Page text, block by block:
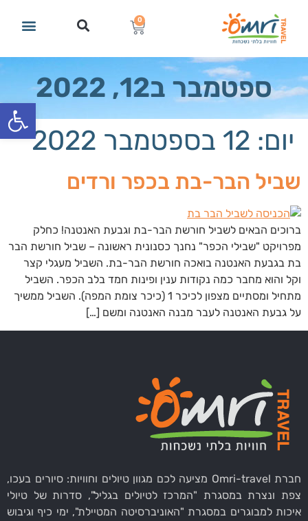
פתח
0
ספטמבר ב12, 2022
יום: 12 בספטמבר 2022
שביל הבר-בת בכפר ורדים
ברוכים הבאים לשביל חורשת הבר-בת וגבעת האנטנה! כחלק
מפרויקט "שבילי הכפר" נחנך כסנונית ראשונה – שביל חורשת הבר
בת בגבעת האנטנה בואכה חורשת הבר-בת. השביל מעגלי קצר
וקל והוא מחבר כמה נקודות ענין ופינות חמד בלב הכפר. השביל
מתחיל ומסתיים מצפון לכיכר 1 (כיכר צומת המפה). השביל ממשיך
על גבעת האנטנה לעבר מבנה האנטנה ומשם […]
חברת Omri-travel מציעה לכם מגוון טיולים וחוויות: סיורים בעכו,
צפת ונצרת במסגרת "המרכז לטיולים בגליל", סדרות של טיולי
איכות למבוגרים במסגרת "האוניברסיטה המטיילת", ימי כיף וגיבוש